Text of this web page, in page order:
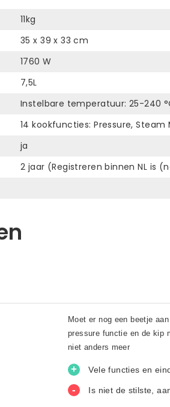
11kg
35 x 39 x 33 cm
1760 W
7,5L
Instelbare temperatuur: 25-240
14 kookfuncties: Pressure, Steam
ja
2 jaar (Registreren binnen NL is